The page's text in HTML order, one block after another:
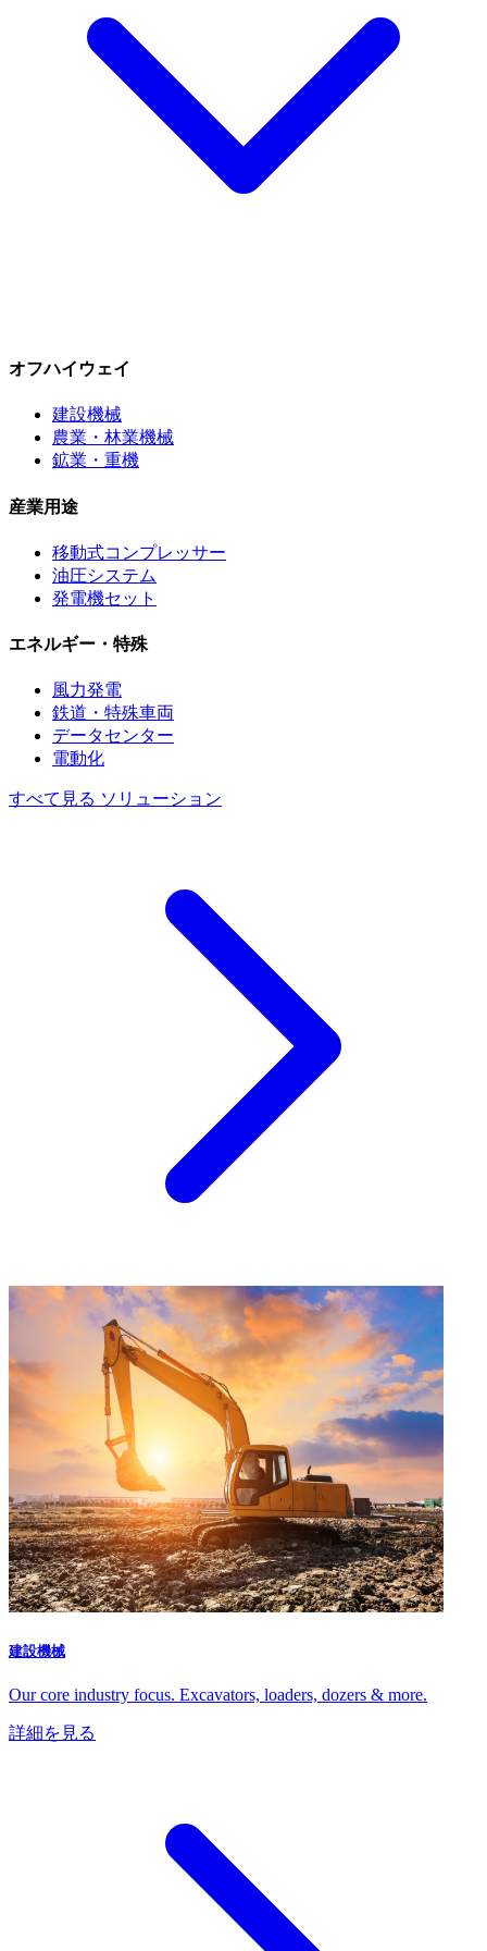
オフハイウェイ
建設機械
農業・林業機械
鉱業・重機
産業用途
移動式コンプレッサー
油圧システム
発電機セット
エネルギー・特殊
風力発電
鉄道・特殊車両
データセンター
電動化
すべて見る ソリューション
建設機械
Our core industry focus. Excavators, loaders, dozers & more.
詳細を見る